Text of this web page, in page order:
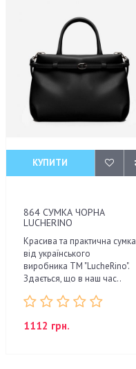
КУПИТИ
864 СУМКА ЧОРНА
LUCHERINO
Красива та практична сумка
від українського
виробника ТМ "LucheRino".
Здається, що в наш час..
1112 грн.